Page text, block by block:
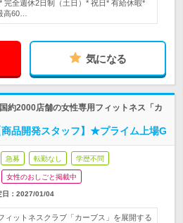
全週休2日制（土日）* 祝日* 有給休暇*
高60…
気になる
約2000店舗の女性専用フィットネス「カ
品開発スタッフ】★プライム上場G
急募 転勤なし 学歴不問
女性のおしごと掲載中
： 2027/01/04
ィットネスクラブ「カーブス」を展開する